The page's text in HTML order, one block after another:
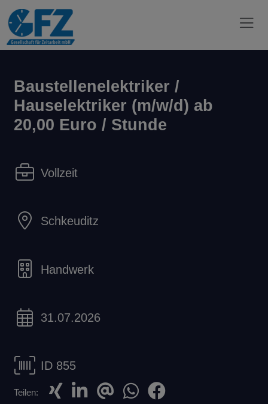
Baustellenelektriker /
Hauselektriker (m/w/d) ab
20,00 Euro / Stunde
Vollzeit
Schkeuditz
Handwerk
31.07.2026
ID 855
Teilen: